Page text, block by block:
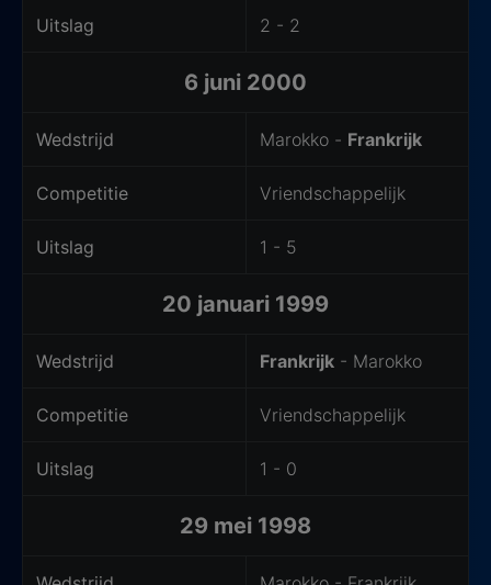
Uitslag 2 - 2
6 juni 2000
Wedstrijd Marokko - Frankrijk
Competitie Vriendschappelijk
Uitslag 1 - 5
20 januari 1999
Wedstrijd Frankrijk - Marokko
Competitie Vriendschappelijk
Uitslag 1 - 0
29 mei 1998